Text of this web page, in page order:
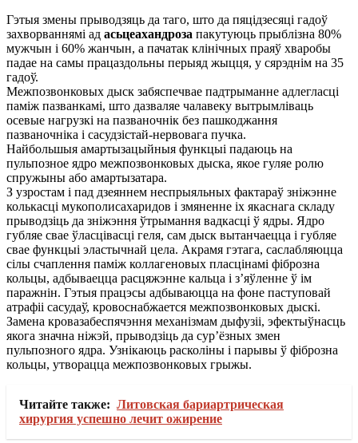
Гэтыя змены прыводзяць да таго, што да пяцідзесяці гадоў
захворваннямі ад асьцеахандроза пакутуюць прыблізна 80%
мужчын і 60% жанчын, а пачатак клінічных праяў хваробы
падае на самы працаздольны перыяд жыцця, у сярэднім на 35
гадоў.
Межпозвонковых дыск забяспечвае падтрыманне адлегласці
паміж пазванкамі, што дазваляе чалавеку вытрымліваць
осевые нагрузкі на пазваночнік без пашкоджання
пазваночніка і сасудзістай-нервовага пучка.
Найбольшыя амартызацыйныя функцыі падаюць на
пульпозное ядро ​​межпозвонковых дыска, якое гуляе ролю
спружыны або амартызатара.
З узростам і пад дзеяннем неспрыяльных фактараў зніжэнне
колькасці мукополисахаридов і змяненне іх якаснага складу
прыводзіць да зніжэння ўтрымання вадкасці ў ядры. Ядро
губляе свае ўласцівасці геля, сам дыск вытанчаецца і губляе
свае функцыі эластычнай цела. Акрамя гэтага, саслабляюцца
сілы счаплення паміж коллагеновых пласцінамі фіброзна
кольцы, адбываецца расцяжэнне кальца і з’яўленне ў ім
паражнін. Гэтыя працэсы адбываюцца на фоне паступовай
атрафіі сасудаў, кровоснабжается межпозвонковых дыскі.
Замена кровазабеспячэння механізмам дыфузіі, эфектыўнасць
якога значна ніжэй, прыводзіць да сур’ёзных змен
пульпозного ядра. Узнікаюць расколіны і парывы ​​ў фіброзна
кольцы, утворацца межпозвонковых грыжы.
Читайте также: Литовская бариартрическая
хирургия успешно лечит ожирение